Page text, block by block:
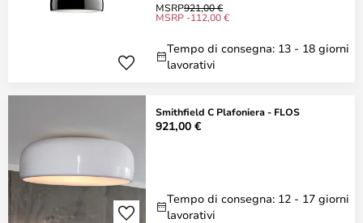
MSRP921,00 €
MSRP -112,00 €
Tempo di consegna: 13 - 18 giorni
lavorativi
Smithfield C Plafoniera - FLOS
921,00 €
Tempo di consegna: 12 - 17 giorni
lavorativi